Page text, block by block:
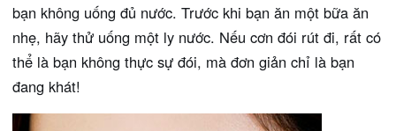
bạn không uống đủ nước. Trước khi bạn ăn một bữa ăn
nhẹ, hãy thử uống một ly nước. Nếu cơn đói rút đi, rất có
thể là bạn không thực sự đói, mà đơn giản chỉ là bạn
đang khát!